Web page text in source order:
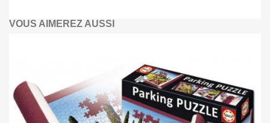
VOUS AIMEREZ AUSSI